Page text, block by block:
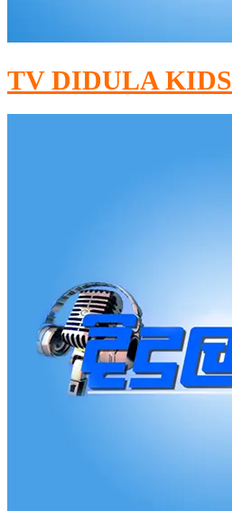
TV DIDULA KIDS